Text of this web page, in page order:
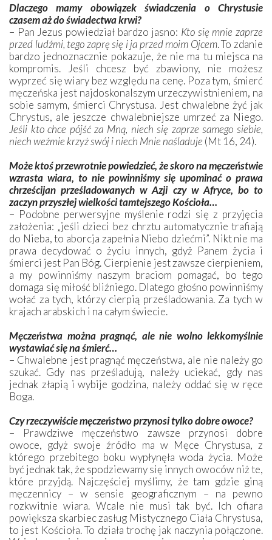
Dlaczego mamy obowiązek świadczenia o Chrystusie
czasem aż do świadectwa krwi?
– Pan Jezus powiedział bardzo jasno: Kto się mnie zaprze
przed ludźmi, tego zaprę się i ja przed moim Ojcem. To zdanie
bardzo jednoznacznie pokazuje, że nie ma tu miejsca na
kompromis. Jeśli chcesz być zbawiony, nie możesz
wyprzeć się wiary bez względu na cenę. Poza tym, śmierć
męczeńska jest najdoskonalszym urzeczywistnieniem, na
sobie samym, śmierci Chrystusa. Jest chwalebne żyć jak
Chrystus, ale jeszcze chwalebniejsze umrzeć za Niego.
Jeśli kto chce pójść za Mną, niech się zaprze samego siebie,
niech weźmie krzyż swój i niech Mnie naśladuje (Mt 16, 24).
Może ktoś przewrotnie powiedzieć, że skoro na męczeństwie
wzrasta wiara, to nie powinniśmy się upominać o prawa
chrześcijan prześladowanych w Azji czy w Afryce, bo to
zaczyn przyszłej wielkości tamtejszego Kościoła…
– Podobne perwersyjne myślenie rodzi się z przyjęcia
założenia: „jeśli dzieci bez chrztu automatycznie trafiają
do Nieba, to aborcja zapełnia Niebo dziećmi”. Nikt nie ma
prawa decydować o życiu innych, gdyż Panem życia i
śmierci jest Pan Bóg. Cierpienie jest zawsze cierpieniem,
a my powinniśmy naszym braciom pomagać, bo tego
domaga się miłość bliźniego. Dlatego głośno powinniśmy
wołać za tych, którzy cierpią prześladowania. Za tych w
krajach arabskich i na całym świecie.
Męczeństwa można pragnąć, ale nie wolno lekkomyślnie
wystawiać się na śmierć…
– Chwalebne jest pragnąć męczeństwa, ale nie należy go
szukać. Gdy nas prześladują, należy uciekać, gdy nas
jednak złapią i wybije godzina, należy oddać się w ręce
Boga.
Czy rzeczywiście męczeństwo przynosi tylko dobre owoce?
– Prawdziwe męczeństwo zawsze przynosi dobre
owoce, gdyż swoje źródło ma w Męce Chrystusa, z
którego przebitego boku wypłynęła woda życia. Może
być jednak tak, że spodziewamy się innych owoców niż te,
które przyjdą. Najczęściej myślimy, że tam gdzie giną
męczennicy – w sensie geograficznym – na pewno
rozkwitnie wiara. Wcale nie musi tak być. Ich ofiara
powiększa skarbiec zasług Mistycznego Ciała Chrystusa,
to jest Kościoła. To działa trochę jak naczynia połączone.